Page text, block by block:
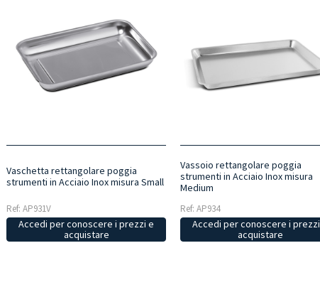
Vaschetta rettangolare poggia
strumenti in Acciaio Inox misura Small
Ref: AP931V
Accedi per conoscere i prezzi e
acquistare
Vassoio rettangolare poggia
strumenti in Acciaio Inox misura
Medium
Ref: AP934
Accedi per conoscere i
acquistare